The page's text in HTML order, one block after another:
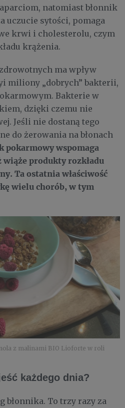
natomiast błonnik
uczucie sytości, pomaga
krwi i cholesterolu, czym
krążenia.
ma wpływ
miliony „dobrych” bakterii,
Bakterie w
dzięki czemu nie
Jeśli nie dostaną tego
do żerowania na błonach
pokarmowy wspomaga
produkty rozkładu
Ta ostatnia właściwość
wielu chorób, w tym
z malinami BIO Lioforte w roli
każdego dnia?
błonnika. To trzy razy za